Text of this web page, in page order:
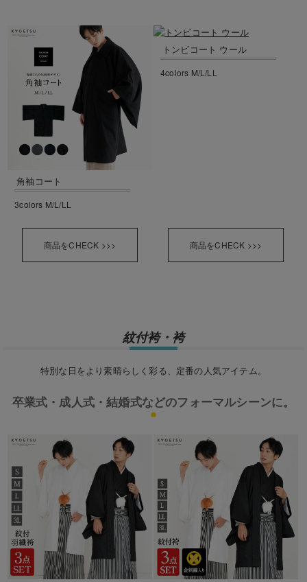
角袖コート
3colors M/L/LL
商品をCHECK >>>
トンビコート ウール
4colors M/L/LL
商品をCHECK >>>
紋付袴・袴
特別な日をより素晴らしく彩る、定番の人気アイテム。
卒業式・成人式・結婚式などのフォーマルシーンに。